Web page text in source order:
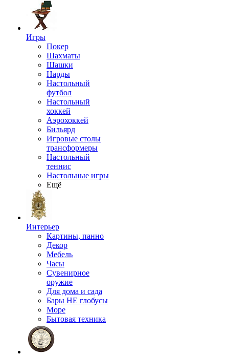
Игры
Покер
Шахматы
Шашки
Нарды
Настольный
футбол
Настольный
хоккей
Аэрохоккей
Бильярд
Игровые столы
трансформеры
Настольный
теннис
Настольные игры
Ещё
Интерьер
Картины, панно
Декор
Мебель
Часы
Сувенирное
оружие
Для дома и сада
Бары НЕ глобусы
Море
Бытовая техника